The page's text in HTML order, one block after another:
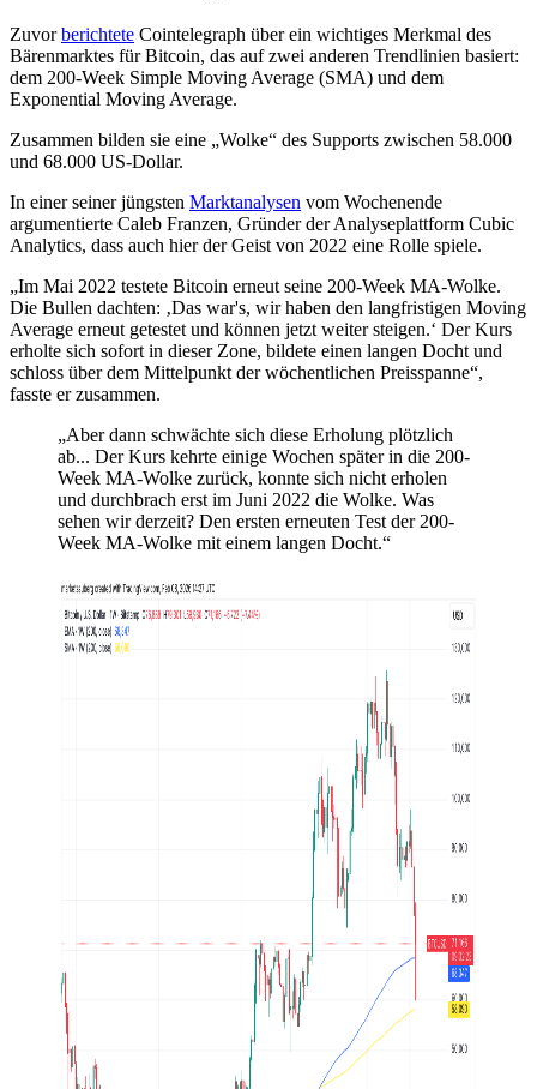
Zuvorberichtete Cointelegraph über ein wichtiges Merkmal des
Bärenmarktes für Bitcoin, das auf zwei anderen Trendlinien basiert:
dem 200-Week Simple Moving Average (SMA) und dem
Exponential Moving Average.
Zusammen bilden sie eine „Wolke“ des Supports zwischen 58.000
und 68.000 US-Dollar.
In einer seiner jüngsten Marktanalysen vom Wochenende
argumentierte Caleb Franzen, Gründer der Analyseplattform Cubic
Analytics, dass auch hier der Geist von 2022 eine Rolle spiele.
„Im Mai 2022 testete Bitcoin erneut seine 200-Week MA-Wolke.
Die Bullen dachten: ‚Das war's, wir haben den langfristigen Moving
Average erneut getestet und können jetzt weiter steigen.‘ Der Kurs
erholte sich sofort in dieser Zone, bildete einen langen Docht und
schloss über dem Mittelpunkt der wöchentlichen Preisspanne“,
fasste er zusammen.
„Aber dann schwächte sich diese Erholung plötzlich
ab... Der Kurs kehrte einige Wochen später in die 200-
Week MA-Wolke zurück, konnte sich nicht erholen
und durchbrach erst im Juni 2022 die Wolke. Was
sehen wir derzeit? Den ersten erneuten Test der 200-
Week MA-Wolke mit einem langen Docht.“